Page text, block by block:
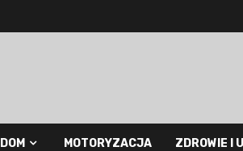
DOM MOTORYZACJA ZDROWIE I